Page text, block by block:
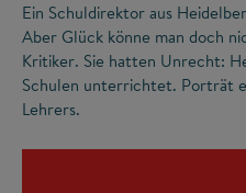
Ein Schuldirektor aus
Aber Glück könne man doch
Kritiker. Sie hatten Unrecht:
Schulen unterrichtet. Porträt
Lehrers.